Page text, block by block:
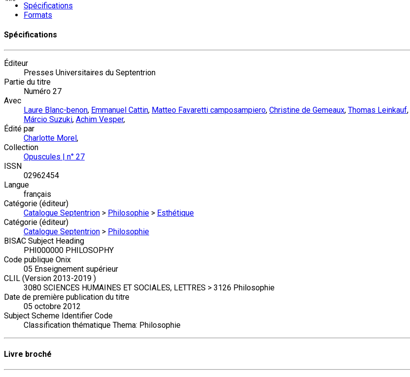
Spécifications
Formats
Spécifications
Éditeur
Presses Universitaires du Septentrion
Partie du titre
Numéro 27
Avec
Laure Blanc-benon, Emmanuel Cattin, Matteo Favaretti camposampiero, Christine de Gemeaux, Thomas Leinkauf,
Márcio Suzuki, Achim Vesper,
Édité par
Charlotte Morel ,
Collection
Opuscules | n° 27
ISSN
02962454
Langue
français
Catégorie (éditeur)
Catalogue Septentrion > Philosophie > Esthétique
Catégorie (éditeur)
Catalogue Septentrion > Philosophie
BISAC Subject Heading
PHI000000 PHILOSOPHY
Code publique Onix
05 Enseignement supérieur
CLIL (Version 2013-2019 )
3080 SCIENCES HUMAINES ET SOCIALES, LETTRES > 3126 Philosophie
Date de première publication du titre
05 octobre 2012
Subject Scheme Identifier Code
Classification thématique Thema: Philosophie
Livre broché